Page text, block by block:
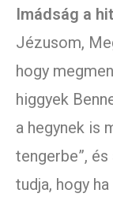
Imádság a
Jézusom,
hogy
higgyek
a hegynek is
tengerbe”,
tudja, hogy